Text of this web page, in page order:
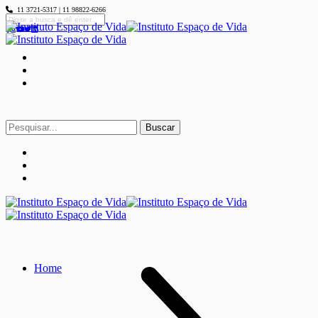
11 3721-5317 | 11 98822-6266
Buscar
por:
Home